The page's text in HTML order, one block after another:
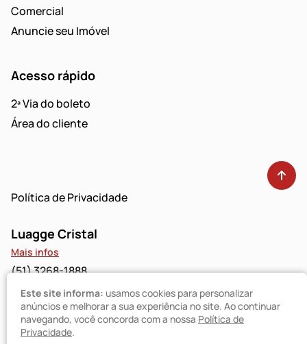
Comercial
Anuncie seu Imóvel
Acesso rápido
2ª Via do boleto
Área do cliente
Política de Privacidade
Luagge Cristal
Mais infos
(51) 3268-1888
Luagge Bravo
Mais infos
Este site informa: usamos cookies para personalizar
anúncios e melhorar a sua experiência no site. Ao continuar
navegando, você concorda com a nossa Política de
Privacidade.